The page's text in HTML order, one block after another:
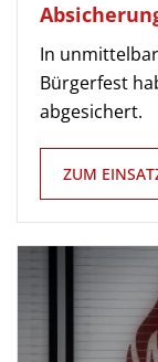
In
Bürgerfest
abgesichert.
ZUM